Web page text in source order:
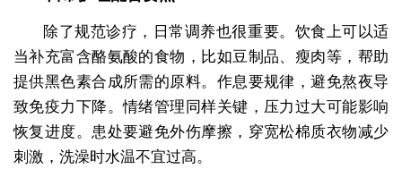
除了规范诊疗，日常调养也很重要。饮食上可以适
当补充富含酪氨酸的食物，比如豆制品、瘦肉等，帮助
提供黑色素合成所需的原料。作息要规律，避免熬夜导
致免疫力下降。情绪管理同样关键，压力过大可能影响
恢复进度。患处要避免外伤摩擦，穿宽松棉质衣物减少
刺激，洗澡时水温不宜过高。